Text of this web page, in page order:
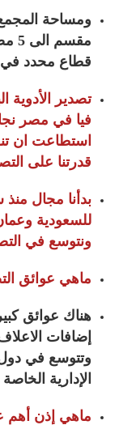
قطاع محدد في
تصدير الأدوية
فيا في مصر
استطاعت ان
قدرتنا على
بدأنا مجال
للسعودية وعمان
ونتوسع في
ماهي عوائق
هناك عوائق
إضافات
وتتوسع في دول
الإدارية
ماهي إذن أهم